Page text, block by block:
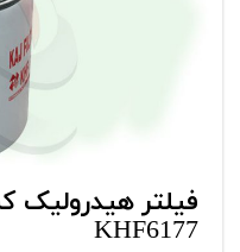
KHF6177